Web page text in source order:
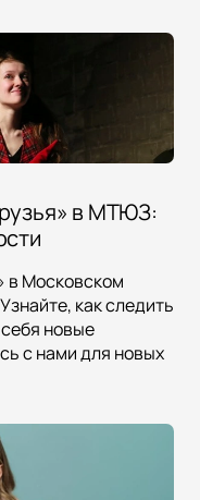
в МТЮЗ:
в Московском
как следить
новые
с нами для новых